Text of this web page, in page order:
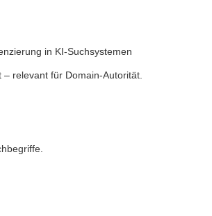
in KI-Suchsystemen
relevant für Domain-Autorität.